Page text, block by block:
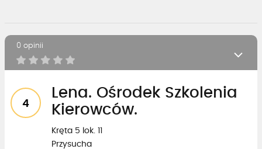
0 opinii
4
Lena. Ośrodek Szkolenia
Kierowców.
Kręta 5 lok. 11
Przysucha